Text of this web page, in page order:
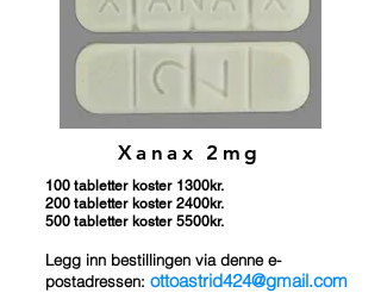
Xanax 2mg
100 tabletter koster 1300kr.
200 tabletter koster 2400kr.
500 tabletter koster 5500kr.
Legg inn bestillingen via denne e-
postadressen: ottoastrid424@gmail.com